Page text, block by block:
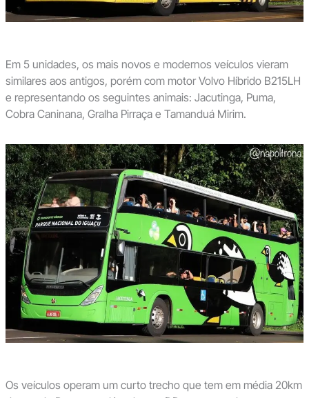
Em 5 unidades, os mais novos e modernos veículos vieram
similares aos antigos, porém com motor Volvo Híbrido B215LH
e representando os seguintes animais: Jacutinga, Puma,
Cobra Caninana, Gralha Pirraça e Tamanduá Mirim.
Os veículos operam um curto trecho que tem em média 20km